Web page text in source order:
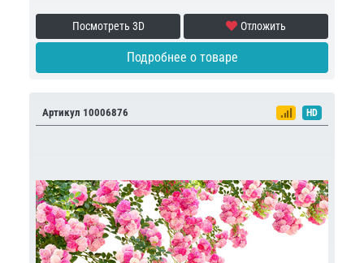
Посмотреть 3D Отложить
Подробнее о товаре
Артикул 10006876 HD